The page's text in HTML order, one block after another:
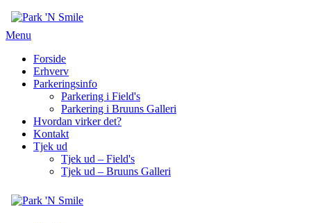
Menu
Forside
Erhverv
Parkeringsinfo
Parkering i Field's
Parkering i Bruuns Galleri
Hvordan virker det?
Kontakt
Tjek ud
Tjek ud – Field's
Tjek ud – Bruuns Galleri